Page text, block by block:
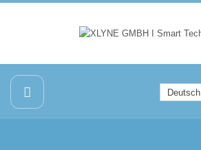
Deutsch